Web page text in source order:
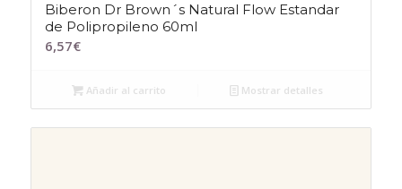
Biberon Dr Brown´s Natural Flow Estandar
de Polipropileno 60ml
6,57€
Añadir al carrito Mostrar detalles